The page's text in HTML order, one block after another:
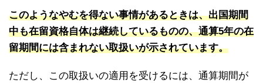
このようなやむを得ない事情があるときは、出国期間
中も在留資格自体は継続しているものの、通算5年の在
留期間には含まれない取扱いが示されています。
ただし、この取扱いの適用を受けるには、通算期間が